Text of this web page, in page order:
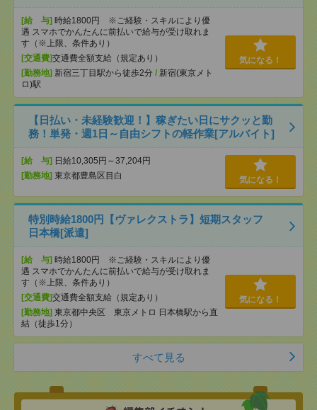
[給 与] 時給1800円 ※ご経験・スキルにより優
遇 スマホでかんたんに前払いで給与が受け取れま
す（※上限、条件あり）
[交通費]交通費全額支給（規定あり）
[勤務地] 新宿三丁目駅から徒歩2分 / 新宿(東京メト
ロ)駅
気になる！
【日払い・未経験歓迎！】稼ぎたい日にサクッと勤
務！単発・週1日～自由シフトの軽作業[アルバイト]
[給 与] 日給10,305円～37,204円
[勤務地] 東京都豊島区目白 気になる！
特別時給1800円【ヴァレクストラ】短期スタッフ
日本橋[派遣]
[給 与] 時給1800円 ※ご経験・スキルにより優
遇 スマホでかんたんに前払いで給与が受け取れま
す（※上限、条件あり）
[交通費]交通費全額支給（規定あり）
[勤務地] 東京都中央区 東京メトロ 日本橋駅から直
結（徒歩1分）
気になる！
すべて見る